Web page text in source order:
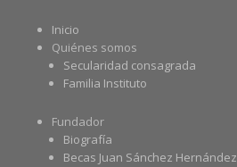
Inicio
Quiénes somos
Secularidad consagrada
Familia Instituto
Fundador
Biografía
Becas Juan Sánchez Hernández